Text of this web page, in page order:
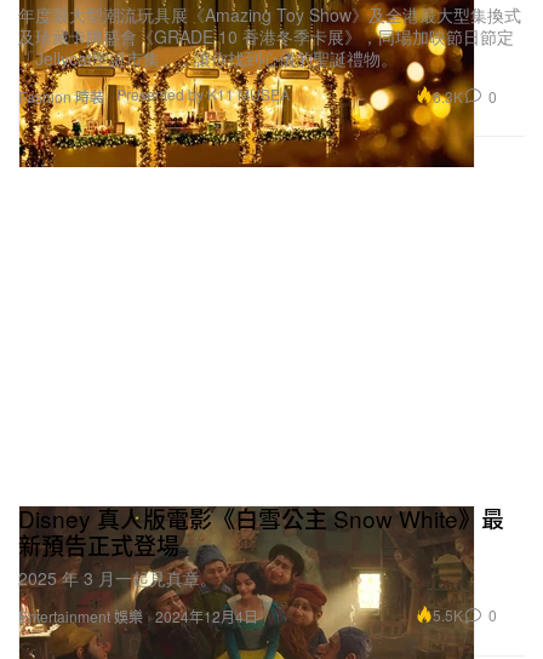
Fashion 時裝
年度最大型潮流玩具展《Amazing Toy Show》及全港最大型集換式
及珍藏卡牌盛會《GRADE 10 香港冬季卡展》，同場加映節日節定
「Jellycat聖誕市集」，讓你找到心儀的聖誕禮物。
Presented by K11 MUSEA 6.3K 0
Entertainment 娛樂
Disney 真人版電影《白雪公主 Snow White》最
新預告正式登場
2025 年 3 月一起見真章。
2024年12月4日 5.5K 0